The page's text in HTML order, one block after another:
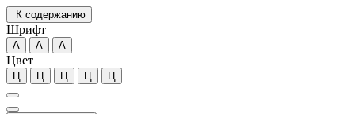
К содержанию
Шрифт
А А А
Цвет
Ц Ц Ц Ц Ц